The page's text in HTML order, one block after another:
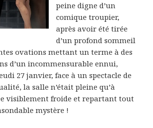
peine digne d’un
comique troupier,
après avoir été tirée
d’un profond sommeil
ovations mettant un terme à des
d’un incommensurable ennui,
27 janvier, face à un spectacle de
la salle n’était pleine qu’à
visiblement froide et repartant tout
mystère !